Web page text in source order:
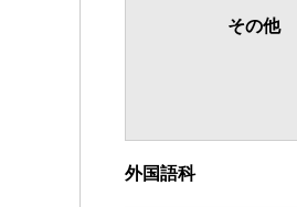
その他
外国語科